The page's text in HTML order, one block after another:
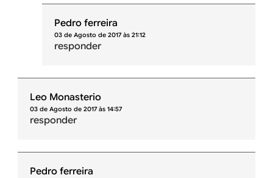
Pedro ferreira
03 de Agosto de 2017 às 21:12
responder
Leo Monasterio
03 de Agosto de 2017 às 14:57
responder
Pedro ferreira